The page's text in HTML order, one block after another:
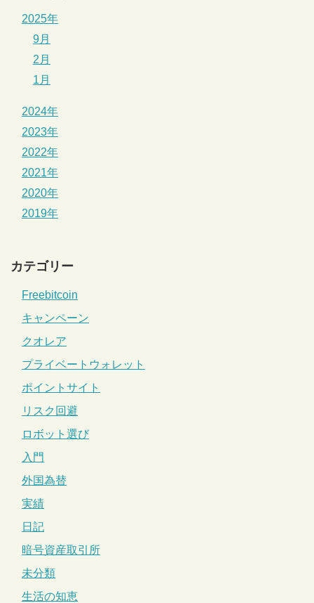
2025年
9月
2月
1月
2024年
2023年
2022年
2021年
2020年
2019年
カテゴリー
Freebitcoin
キャンペーン
クオレア
プライベートウォレット
ポイントサイト
リスク回避
ロボット選び
入門
外国為替
実績
日記
暗号資産取引所
未分類
生活の知恵